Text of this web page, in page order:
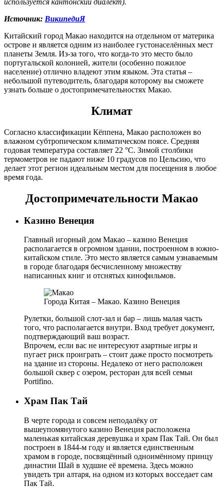
Источник: ВикипедиЯ
Китайский город Макао находится на отдельном от материка
острове и является одним из наиболее густонаселённых мест
планеты Земля. Из-за того, что когда-то это место было
португальской колонией, жители (особенно пожилое
население) отлично владеют этим языком. Эта статья –
небольшой путеводитель, благодаря которому вы сможете
узнать больше о достопримечательностях Макао.
Климат
Согласно классификации Кёппена, Макао расположен во
влажном субтропическом климатическом поясе. Средняя
годовая температура составляет 22 °C. Зимой столбики
термометров не падают ниже 10 градусов по Цельсию, что
делает этот регион идеальным местом для посещения в любое
время года.
Достопримечательности Макао
Казино Венеция
Главный игорный дом Макао – казино Венеция
располагается в огромном здании, построенном в южно-
китайском стиле. Это место является самым узнаваемым
в городе благодаря бесчисленному множеству
написанных книг и отснятых кинофильмов.
Города Китая – Макао. Казино Венеция
Рулетки, большой слот-зал и бар – лишь малая часть
того, что располагается внутри. Вход требует документ,
подтверждающий ваш возраст.
Впрочем, если вас не интересуют азартные игры и
пугает риск проиграть – стоит даже просто посмотреть
на здание из стороны. Недалеко от него расположен
большой сквер с озером, ресторан для всей семьи
Portifino.
Храм Пак Тай
В черте города и совсем неподалёку от
вышеупомянутого казино Венеция расположена
маленькая китайская деревушка и храм Пак Тай. Он был
построен в 1844-м году и является единственным
храмом в городе, посвящённый одноимённому принцу
династии Шай в худшие её времена. Здесь можно
увидеть три алтаря, на одном из которых восседает сам
Пак Тай.